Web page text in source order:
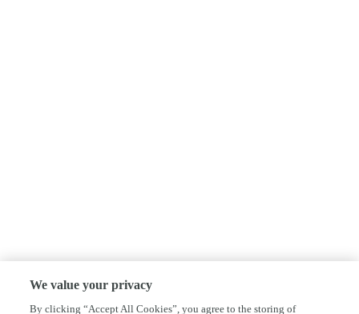
We value your privacy
By clicking “Accept All Cookies”, you agree to the storing of